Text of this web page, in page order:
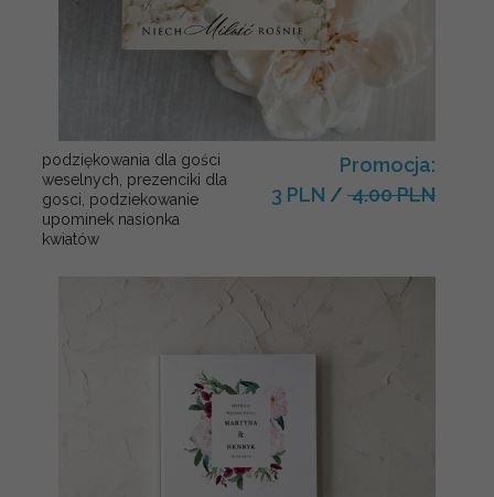
podziękowania dla gości
weselnych, prezenciki dla
gosci, podziekowanie
upominek nasionka
kwiatów
Promocja:
3 PLN / 4.00 PLN